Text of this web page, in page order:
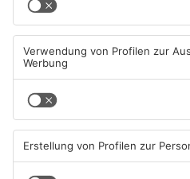
Diese Maislabyrinthe im
Primaveraland haben schon
geöffnet
08.08.2026, 09:45 UHR IN
PRIMAVERALAND